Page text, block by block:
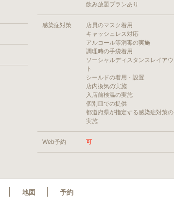
飲み放題プランあり
感染症対策
店員のマスク着用
キャッシュレス対応
アルコール等消毒の実施
調理時の手袋着用
ソーシャルディスタンスレイアウ
ト
シールドの着用・設置
店内換気の実施
入店前検温の実施
個別皿での提供
都道府県が指定する感染症対策の
実施
Web予約 可
地図 予約